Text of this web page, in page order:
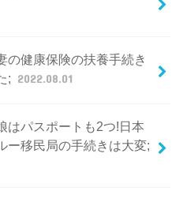
の健康保険の扶養手続き
; 2022.08.01
はパスポートも2つ!日本
ー移民局の手続きは大変;